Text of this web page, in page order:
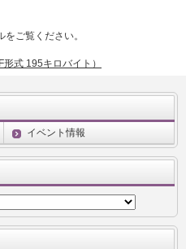
ご覧ください。
式 195キロバイト）
イベント情報